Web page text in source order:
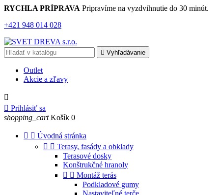
RYCHLA PRÍPRAVA Pripravíme na vyzdvihnutie do 30 minút.
+421 948 014 028
 Vyhľadávanie
Outlet
Akcie a zľavy

 Prihlásiť sa
shopping_cart Košík 0
  Úvodná stránka
  Terasy, fasády a obklady
Terasové dosky
Konštrukčné hranoly
  Montáž terás
Podkladové gumy
Nastaviteľné terče